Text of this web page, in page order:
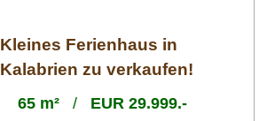
Kleines Ferienhaus in
Kalabrien zu verkaufen!
65 m²/ EUR 29.999.-